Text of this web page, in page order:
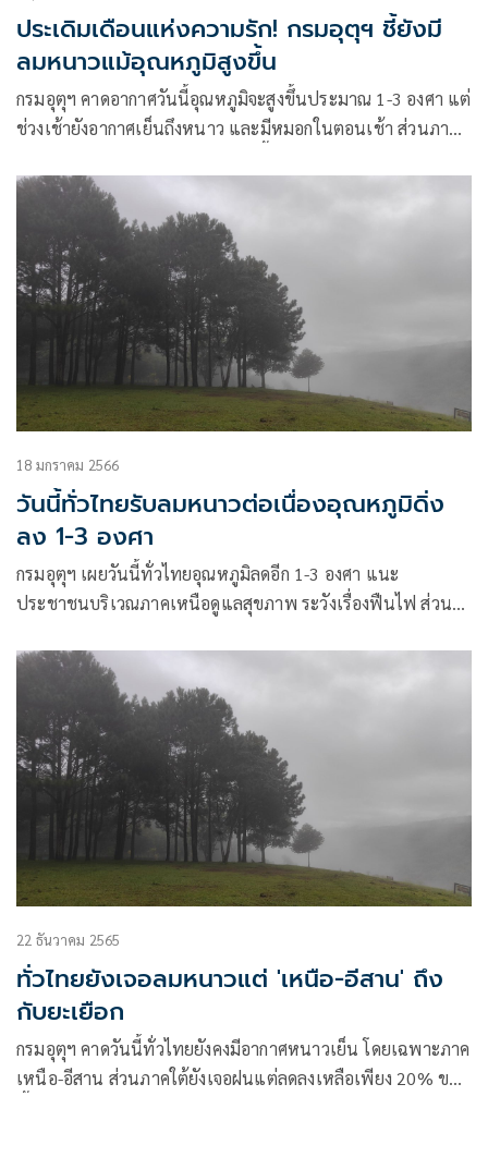
ประเดิมเดือนแห่งความรัก! กรมอุตุฯ ชี้ยังมี
ลมหนาวแม้อุณหภูมิสูงขึ้น
กรมอุตุฯ คาดอากาศวันนี้อุณหภูมิจะสูงขึ้นประมาณ 1-3 องศา แต่
ช่วงเช้ายังอากาศเย็นถึงหนาว และมีหมอกในตอนเช้า ส่วนภาค
18 มกราคม 2566
วันนี้ทั่วไทยรับลมหนาวต่อเนื่องอุณหภูมิดิ่ง
ลง 1-3 องศา
กรมอุตุฯ เผยวันนี้ทั่วไทยอุณหภูมิลดอีก 1-3 องศา แนะ
ประชาชนบริเวณภาคเหนือดูแลสุขภาพ ระวังเรื่องฟืนไฟ ส่วน
22 ธันวาคม 2565
ทั่วไทยยังเจอลมหนาวแต่ 'เหนือ-อีสาน' ถึง
กับยะเยือก
กรมอุตุฯ คาดวันนี้ทั่วไทยยังคงมีอากาศหนาวเย็น โดยเฉพาะภาค
เหนือ-อีสาน ส่วนภาคใต้ยังเจอฝนแต่ลดลงเหลือเพียง 20% ของ